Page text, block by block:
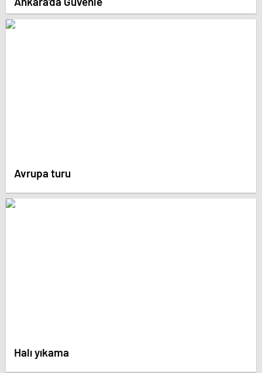
Avrupa turu
Halı yıkama